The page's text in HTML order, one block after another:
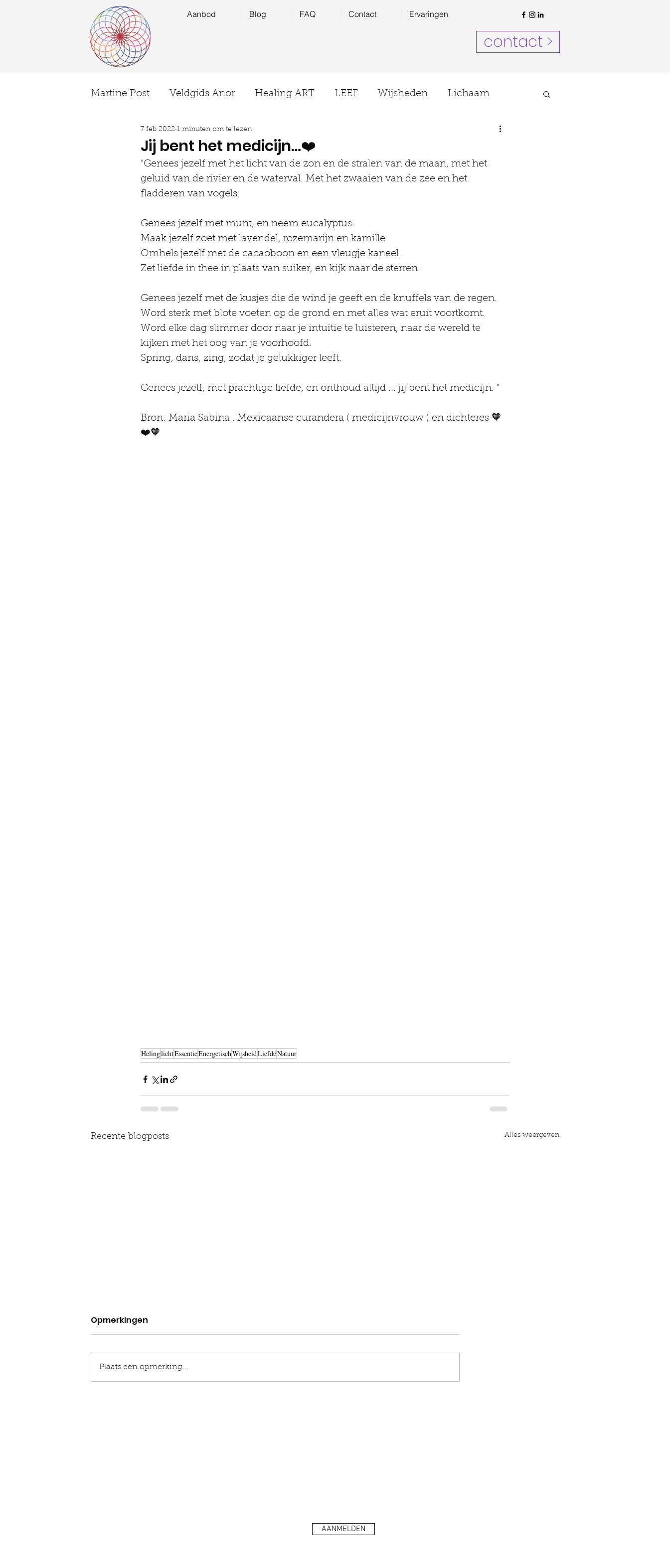
Aanbod Blog FAQ Contact Ervaringen
contact >
Martine Post Veldgids Anor Healing ART LEEF Wijsheden Lichaam
Ervaringen EVENT energetische huisreiniging
Jij bent het medicijn…❤️
7 feb 2022 1 minuten om te lezen
“Genees jezelf met het licht van de zon en de stralen van de maan, met het
geluid van de rivier en de waterval. Met het zwaaien van de zee en het
fladderen van vogels.
Genees jezelf met munt, en neem eucalyptus.
Maak jezelf zoet met lavendel, rozemarijn en kamille.
Omhels jezelf met de cacaoboon en een vleugje kaneel.
Zet liefde in thee in plaats van suiker, en kijk naar de sterren.
Genees jezelf met de kusjes die de wind je geeft en de knuffels van de regen.
Word sterk met blote voeten op de grond en met alles wat eruit voortkomt.
Word elke dag slimmer door naar je intuïtie te luisteren, naar de wereld te
kijken met het oog van je voorhoofd.
Spring, dans, zing, zodat je gelukkiger leeft.
Genees jezelf, met prachtige liefde, en onthoud altijd ... jij bent het medicijn. "
Bron: Maria Sabina , Mexicaanse curandera ( medicijnvrouw ) en dichteres 🧡
❤️🧡
HelinglichtEssentieEnergetischWijsheidLiefdeNatuur
Recente blogposts Alles weergeven
Opmerkingen
Plaats een opmerking...
AANMELDEN